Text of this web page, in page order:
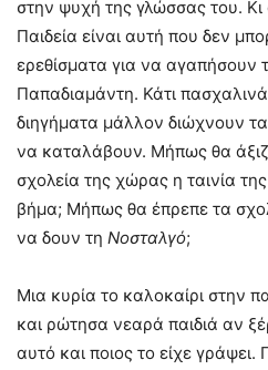
στην ψυχή της γλώσσας του. Κι
Παιδεία είναι αυτή που δεν
ερεθίσματα για να αγαπήσουν
Παπαδιαμάντη. Κάτι πασχαλινά
διηγήματα μάλλον διώχνουν
να καταλάβουν. Μήπως θα
σχολεία της χώρας η ταινία
βήμα; Μήπως θα έπρεπε τα
να δουν τη Νοσταλγό;
Μια κυρία το καλοκαίρι στην
και ρώτησα νεαρά παιδιά αν
αυτό και ποιος το είχε